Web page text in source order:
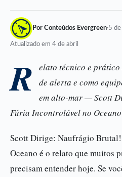
Por Conteúdos Evergreen·5
Atualizado em 4 de abril
R
elato técnico e
de alerta e como
em alto-mar — Scott
Fúria Incontrolável no
Scott Dirige: Naufrágio
Oceano é o relato que muitos
precisam entender hoje. Se